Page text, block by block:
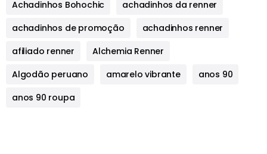
Achadinhos Bohochic
achadinhos da renner
achadinhos de promoção
achadinhos renner
afiliado renner
Alchemia Renner
Algodão peruano
amarelo vibrante
anos 90
anos 90 roupa